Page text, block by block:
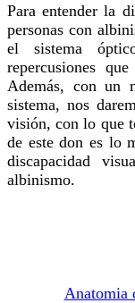
Paraentender la
personas con
el sistema
repercusiones que
Además, con un
sistema, nos
visión, con lo que
de estedon eslo
discapacidad
albinismo.
Anatomia